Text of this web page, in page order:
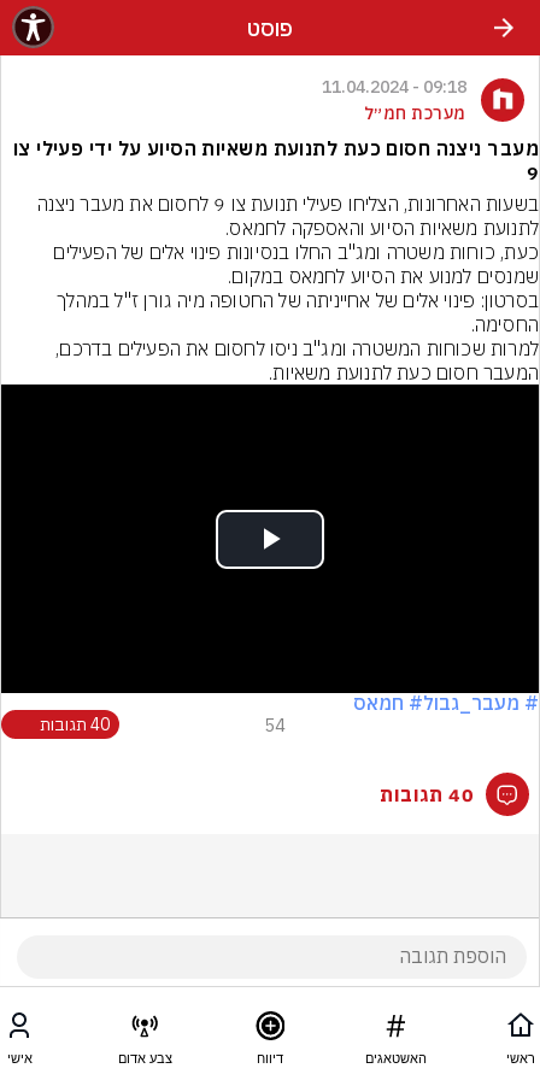
פוסט
09:18 - 11.04.2024
מערכת חמ״ל
מעבר ניצנה חסום כעת לתנועת משאיות הסיוע על ידי פעילי צו
9
בסרטון: פינוי אלים של אחייניתה של החטופה מיה גורן ז"ל במהלך
המעבר חסום כעת לתנועת משאיות.
Play
# מעבר_גבול# חמאס
54 40 תגובות
40 תגובות
ראשי האשטאגים דיווח צבע אדום אישי